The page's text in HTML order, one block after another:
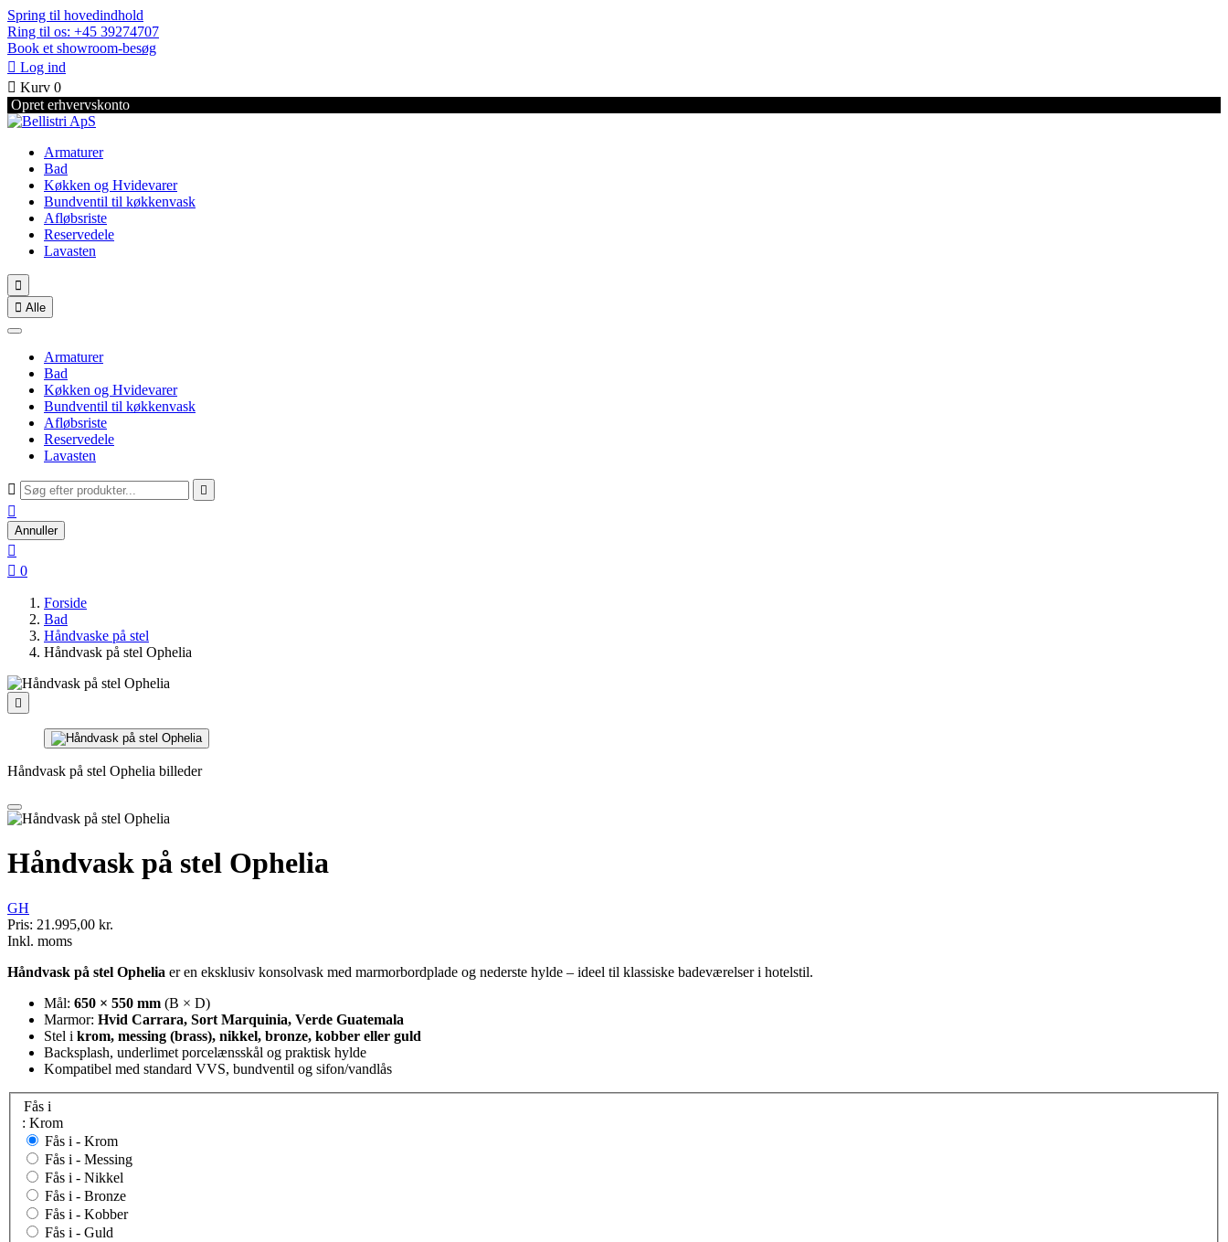
Spring til hovedindhold
Ring til os: +45 39274707
Book et showroom-besøg
 Log ind
 Kurv 0
Opret erhvervskonto
Armaturer
Bad
Køkken og Hvidevarer
Bundventil til køkkenvask
Afløbsriste
Reservedele
Lavasten

 Alle
Armaturer
Bad
Køkken og Hvidevarer
Bundventil til køkkenvask
Afløbsriste
Reservedele
Lavasten
 

Annuller

 0
Forside
Bad
Håndvaske på stel
Håndvask på stel Ophelia

Håndvask på stel Ophelia billeder
Håndvask på stel Ophelia
GH
Pris: 21.995,00 kr.
Inkl. moms
Håndvask på stel Ophelia er en eksklusiv konsolvask med marmorbordplade og nederste hylde – ideel til klassiske badeværelser i hotelstil.
Mål: 650 × 550 mm (B × D)
Marmor: Hvid Carrara, Sort Marquinia, Verde Guatemala
Stel i krom, messing (brass), nikkel, bronze, kobber eller guld
Backsplash, underlimet porcelænsskål og praktisk hylde
Kompatibel med standard VVS, bundventil og sifon/vandlås
Fås i
: Krom
Fås i - Krom
Fås i - Messing
Fås i - Nikkel
Fås i - Bronze
Fås i - Kobber
Fås i - Guld